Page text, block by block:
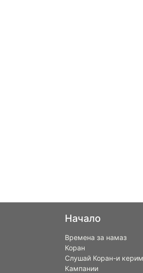
Начало
Времена за намаз
Коран
Слушай Коран-и керим
Кампании